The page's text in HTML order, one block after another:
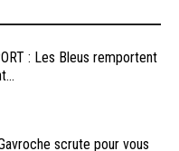
: Les Bleus remportent
scrute pour vous